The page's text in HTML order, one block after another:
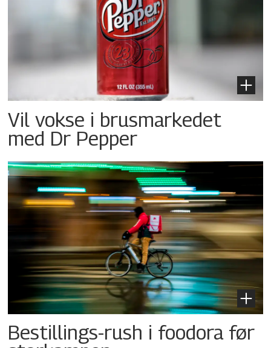
Vil vokse i brusmarkedet
med Dr Pepper
Bestillings-rush i foodora før